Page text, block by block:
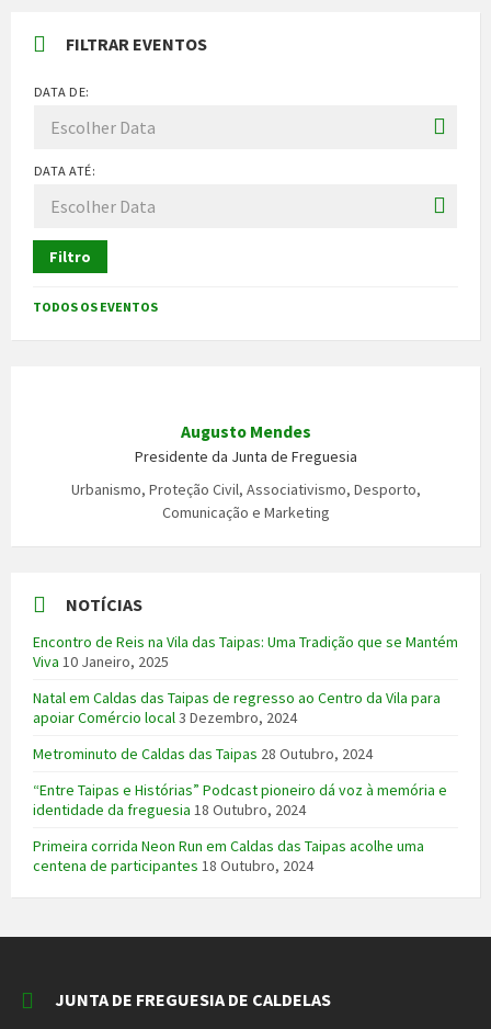
FILTRAR EVENTOS
DATA DE:
DATA ATÉ:
Filtro
TODOS OS EVENTOS
Augusto Mendes
Presidente da Junta de Freguesia
Urbanismo, Proteção Civil, Associativismo, Desporto,
Comunicação e Marketing
NOTÍCIAS
Encontro de Reis na Vila das Taipas: Uma Tradição que se Mantém
Viva 10 Janeiro, 2025
Natal em Caldas das Taipas de regresso ao Centro da Vila para
apoiar Comércio local3 Dezembro, 2024
Metrominuto de Caldas das Taipas 28 Outubro, 2024
“Entre Taipas e Histórias” Podcast pioneiro dá voz à memória e
identidade da freguesia 18 Outubro, 2024
Primeira corrida Neon Run em Caldas das Taipas acolhe uma
centena de participantes 18 Outubro, 2024
JUNTA DE FREGUESIA DE CALDELAS